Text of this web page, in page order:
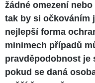
žádné omezení
tak by si očkováním
nejlepší forma
minimech případů
pravděpodobnost je
pokud se daná